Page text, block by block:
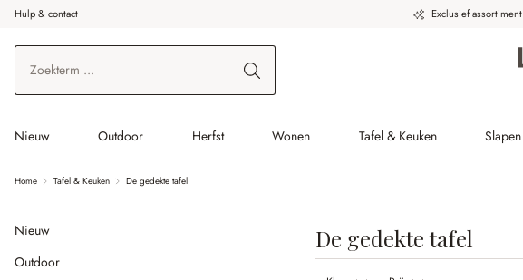
de hoofdinhoud
Ga naar zoeken
Ga naar de hoofdnavigatie
Hulp & contact Exclusief assortiment
Nieuw Outdoor Herfst Wonen Tafel & Keuken Slapen
Home Tafel & Keuken De gedekte tafel
Nieuw
Outdoor
De gedekte tafel